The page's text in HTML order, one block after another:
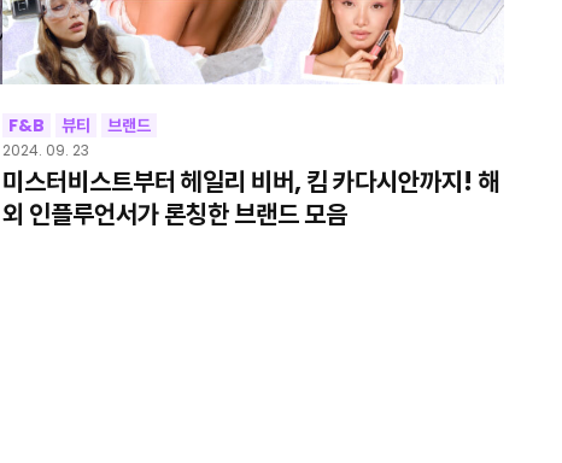
F&B 뷰티 브랜드
2024. 09. 23
미스터비스트부터 헤일리 비버, 킴 카다시안까지! 해
외 인플루언서가 론칭한 브랜드 모음